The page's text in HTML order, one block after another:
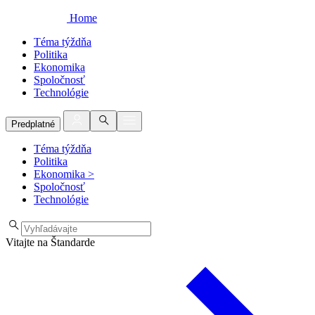
Home
Téma týždňa
Politika
Ekonomika
Spoločnosť
Technológie
Predplatné
Téma týždňa
Politika
Ekonomika >
Spoločnosť
Technológie
Vitajte na Štandarde